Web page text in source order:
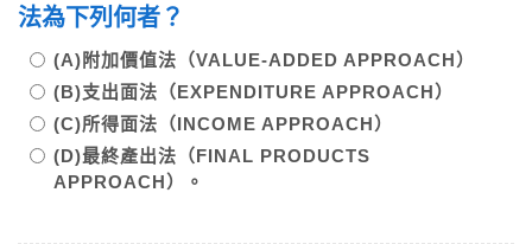
法為下列何者？
(A)附加價值法（VALUE-ADDED APPROACH）
(B)支出面法（EXPENDITURE APPROACH）
(C)所得面法（INCOME APPROACH）
(D)最終產出法（FINAL PRODUCTS
APPROACH）。